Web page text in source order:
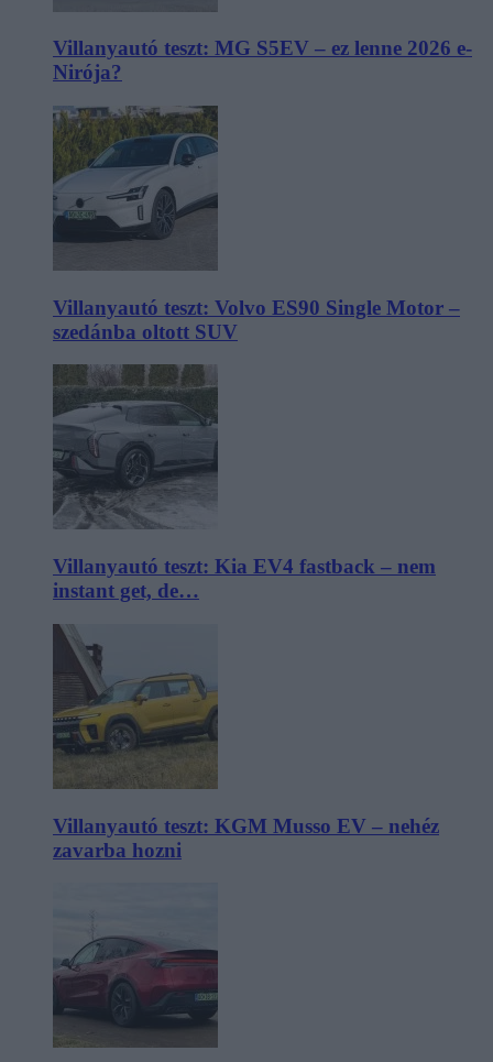
Villanyautó teszt: MG S5EV – ez lenne 2026 e-
Nirója?
Villanyautó teszt: Volvo ES90 Single Motor –
szedánba oltott SUV
Villanyautó teszt: Kia EV4 fastback – nem
instant get, de…
Villanyautó teszt: KGM Musso EV – nehéz
zavarba hozni